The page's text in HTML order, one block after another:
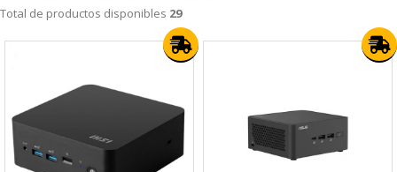
Total de productos disponibles 29